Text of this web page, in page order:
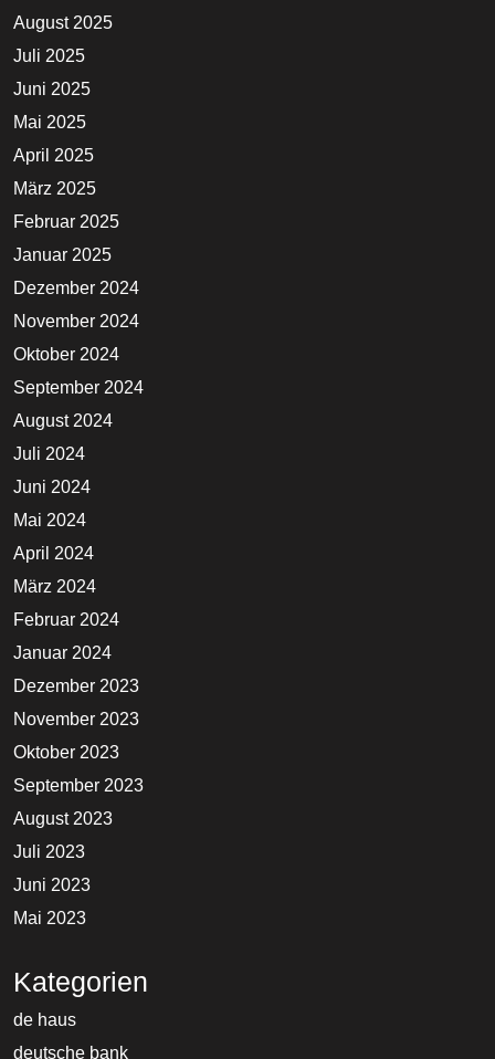
August 2025
Juli 2025
Juni 2025
Mai 2025
April 2025
März 2025
Februar 2025
Januar 2025
Dezember 2024
November 2024
Oktober 2024
September 2024
August 2024
Juli 2024
Juni 2024
Mai 2024
April 2024
März 2024
Februar 2024
Januar 2024
Dezember 2023
November 2023
Oktober 2023
September 2023
August 2023
Juli 2023
Juni 2023
Mai 2023
Kategorien
de haus
deutsche bank